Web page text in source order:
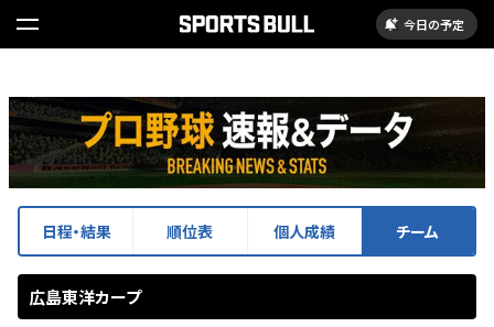
今日の予定
日程・結果 順位表 個人成績 チーム
広島東洋カープ